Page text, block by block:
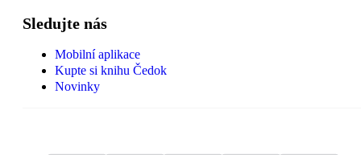
Sledujte nás
Mobilní aplikace
Kupte si knihu Čedok
Novinky